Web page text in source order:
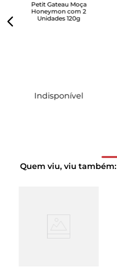
Petit Gateau Moça
Honeymon com 2
Unidades 120g
Indisponível
Quem viu, viu também: